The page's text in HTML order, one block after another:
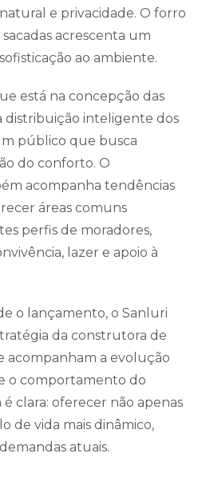
e privacidade. O forro
acrescenta um
ao ambiente.
está na concepção das
distribuição inteligente dos
público que busca
do conforto. O
acompanha tendências
áreas comuns
perfis de moradores,
lazer e apoio à
o lançamento, o Sanluri
da construtora de
acompanham a evolução
o comportamento do
clara: oferecer não apenas
de vida mais dinâmico,
atuais.